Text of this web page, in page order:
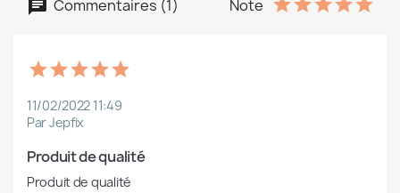
Commentaires (1) Note
11/02/2022 11:49
Par Jepfix
Produit de qualité
Produit de qualité